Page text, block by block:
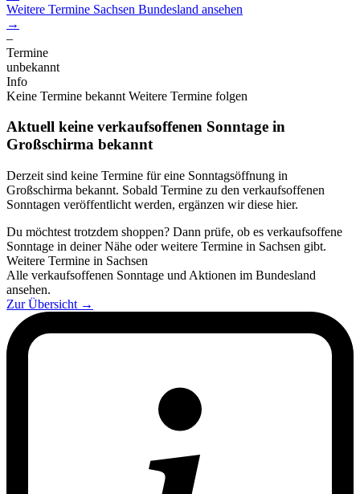
Weitere Termine Sachsen Bundesland ansehen
→
–
Termine
unbekannt
Info
Keine Termine bekannt Weitere Termine folgen
Aktuell keine verkaufsoffenen Sonntage in
Großschirma bekannt
Derzeit sind keine Termine für eine Sonntagsöffnung in
Großschirma bekannt. Sobald Termine zu den verkaufsoffenen
Sonntagen veröffentlicht werden, ergänzen wir diese hier.
Du möchtest trotzdem shoppen? Dann prüfe, ob es verkaufsoffene
Sonntage in deiner Nähe oder weitere Termine in Sachsen gibt.
Weitere Termine in Sachsen
Alle verkaufsoffenen Sonntage und Aktionen im Bundesland
ansehen.
Zur Übersicht →